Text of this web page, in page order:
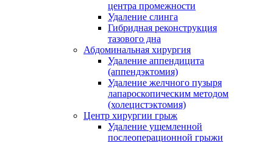
центра промежности
Удаление слинга
Гибридная реконструкция
тазового дна
Абдоминальная хирургия
Удаление аппендицита
(аппендэктомия)
Удаление желчного пузыря
лапароскопическим методом
(холецистэктомия)
Центр хирургии грыж
Удаление ущемленной
послеоперационной грыжи